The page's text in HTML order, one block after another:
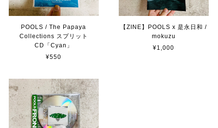
POOLS / The Papaya
Collections スプリット
CD「Cyan」
¥550
【ZINE】POOLS x 是永日和 /
mokuzu
¥1,000